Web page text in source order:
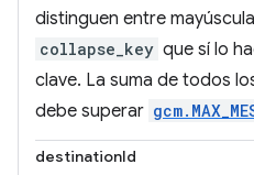
distinguen entre
collapse_key que sí lo
clave. La suma de todos
debe superar
destinationId